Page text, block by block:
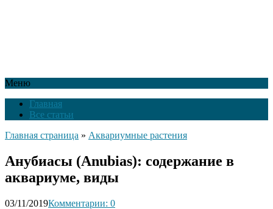
Меню
Главная
Все статьи
Главная страница » Аквариумные растения
Анубиасы (Anubias): содержание в
аквариуме, виды
03/11/2019Комментарии: 0